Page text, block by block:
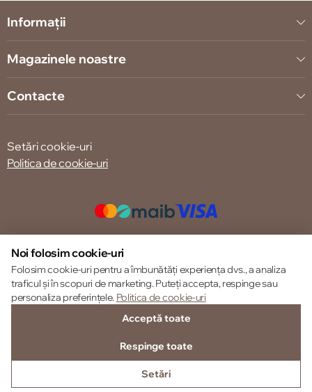
Informații
Magazinele noastre
Contacte
Setări cookie-uri
Politica de cookie-uri
© 2013 – 2026 ECOM
SUNĂ-NE FAVORITE CATALOG AUTENTIFICARE
Noi folosim cookie-uri
Folosim cookie-uri pentru a îmbunătăți experiența dvs., a analiza
traficul și în scopuri de marketing. Puteți accepta, respinge sau
personaliza preferințele. Politica de cookie-uri
Acceptă toate
Respinge toate
Setări